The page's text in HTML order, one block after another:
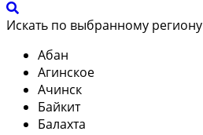
Искать по выбранному региону
Абан
Агинское
Ачинск
Байкит
Балахта